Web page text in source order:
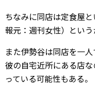
ちなみに同店は定食屋
報元：週刊女性）という
また伊勢谷は同店を一
彼の自宅近所にある店
っている可能性もある。